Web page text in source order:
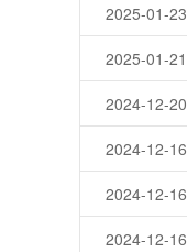
2025-01-23
2025-01-21
2024-12-20
2024-12-16
2024-12-16
2024-12-16